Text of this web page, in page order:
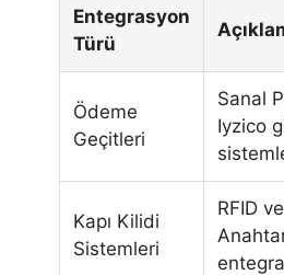
Entegrasyon
Türü
Ödeme
Geçitleri
Sanal
Iyzico
Kapı Kilidi
Sistemleri
RFID